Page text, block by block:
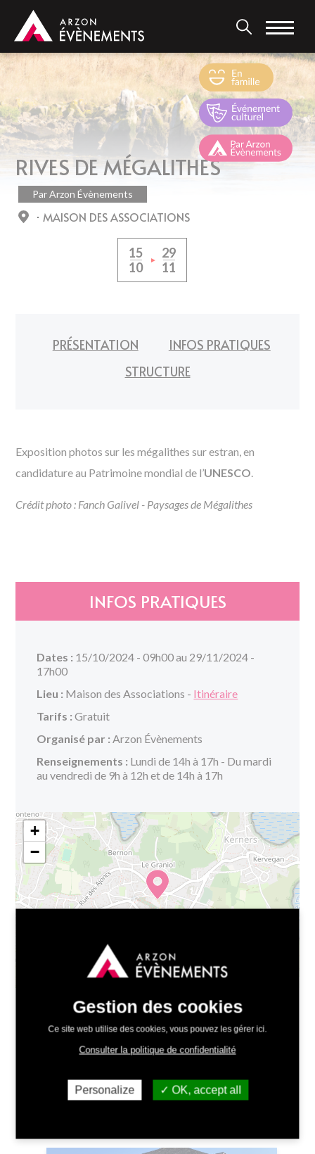
contenu
principal
RIVES DE MÉGALITHES
Par Arzon Évènements
MAISON DES ASSOCIATIONS
15
10
29
11
PRÉSENTATION
INFOS PRATIQUES
STRUCTURE
Exposition photos sur les mégalithes sur estran, en
candidature au Patrimoine mondial de l’UNESCO.
Crédit photo : Fanch Galivel - Paysages de Mégalithes
INFOS PRATIQUES
Dates : 15/10/2024 - 09h00 au 29/11/2024 -
17h00
Lieu : Maison des Associations - Itinéraire
Tarifs : Gratuit
Organisé par : Arzon Évènements
Renseignements : Lundi de 14h à 17h - Du mardi
au vendredi de 9h à 12h et de 14h à 17h
+
−
OÙ SE DÉROULE RIVES DE
MÉGALITHES
Gestion des cookies
Ce site web utilise des cookies, vous pouvez les gérer ici.
Consulter la politique de confidentialité
Personalize OK, accept all